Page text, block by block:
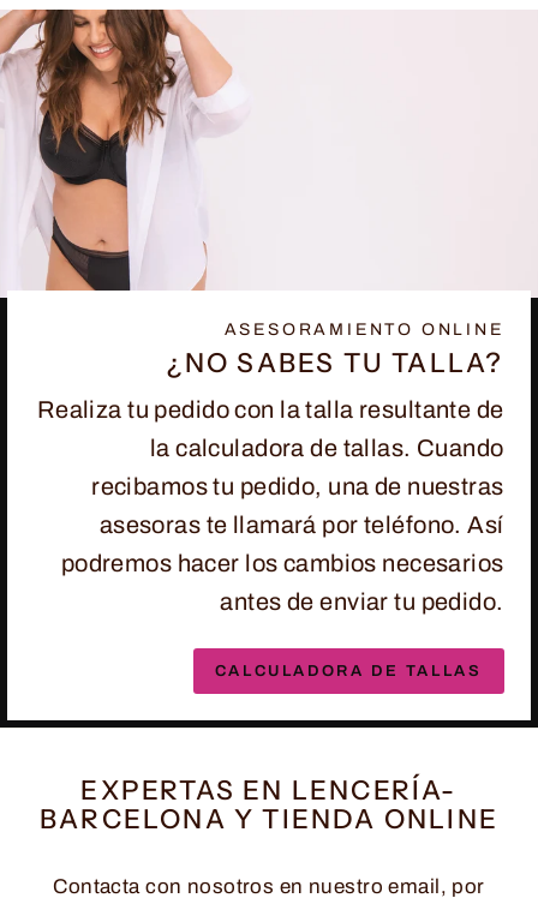
ASESORAMIENTO ONLINE
¿NO SABES TU TALLA?
Realiza tu pedido con la talla resultante de
la calculadora de tallas. Cuando
recibamos tu pedido, una de nuestras
asesoras te llamará por teléfono. Así
podremos hacer los cambios necesarios
antes de enviar tu pedido.
CALCULADORA DE TALLAS
EXPERTAS EN LENCERÍA-
BARCELONA Y TIENDA ONLINE
Contacta con nosotros en nuestro email, por